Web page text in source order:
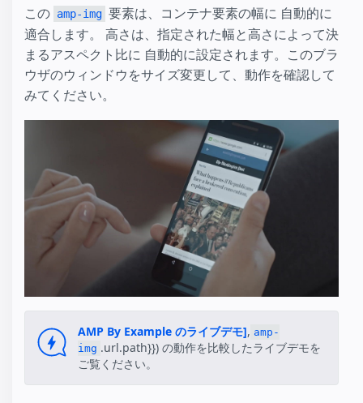
この amp-img 要素は、コンテナ要素の幅に 自動的に
適合します。 高さは、指定された幅と高さによって決
まるアスペクト比に 自動的に設定されます。このブラ
ウザのウィンドウをサイズ変更して、動作を確認して
みてください。
AMP By Example のライブデモ], amp-
img .url.path}}) の動作を比較したライブデモを
ご覧ください。